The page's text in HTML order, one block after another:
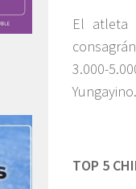
El atleta
3.000-
Yungayino.
TOP 5